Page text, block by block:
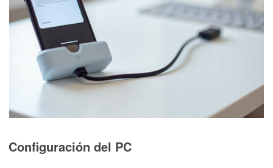
Configuración del PC